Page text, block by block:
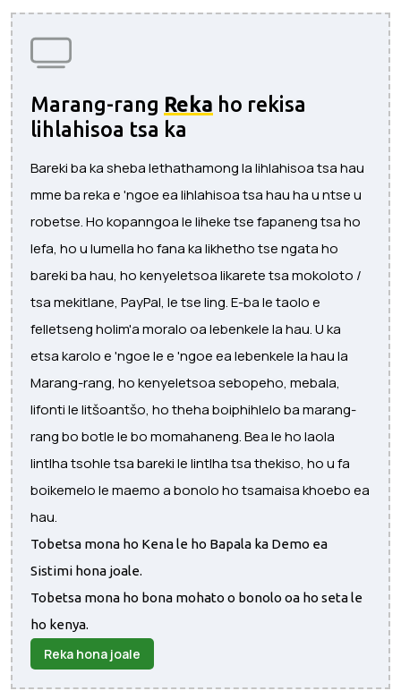
Marang-rang Reka ho rekisa
lihlahisoa tsa ka
Bareki ba ka sheba lethathamong la lihlahisoa tsa hau
mme ba reka e 'ngoe ea lihlahisoa tsa hau ha u ntse u
robetse. Ho kopanngoa le liheke tse fapaneng tsa ho
lefa, ho u lumella ho fana ka likhetho tse ngata ho
bareki ba hau, ho kenyeletsoa likarete tsa mokoloto /
tsa mekitlane, PayPal, le tse ling. E-ba le taolo e
felletseng holim'a moralo oa lebenkele la hau. U ka
etsa karolo e 'ngoe le e 'ngoe ea lebenkele la hau la
Marang-rang, ho kenyeletsoa sebopeho, mebala,
lifonti le litšoantšo, ho theha boiphihlelo ba marang-
rang bo botle le bo momahaneng. Bea le ho laola
lintlha tsohle tsa bareki le lintlha tsa thekiso, ho u fa
boikemelo le maemo a bonolo ho tsamaisa khoebo ea
hau.
Tobetsa mona ho Kena le ho Bapala ka Demo ea
Sistimi hona joale.
Tobetsa mona ho bona mohato o bonolo oa ho seta le
ho kenya.
Reka hona joale